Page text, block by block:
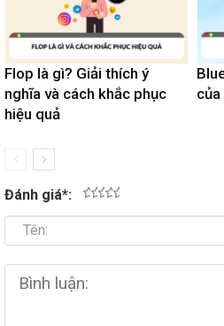
Flop là gì? Giải thích ý
nghĩa và cách khắc phục
hiệu quả
Đánh giá*: